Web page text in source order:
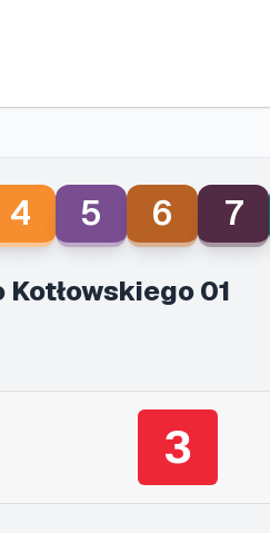
4 5 6 7
Kotłowskiego 01
3